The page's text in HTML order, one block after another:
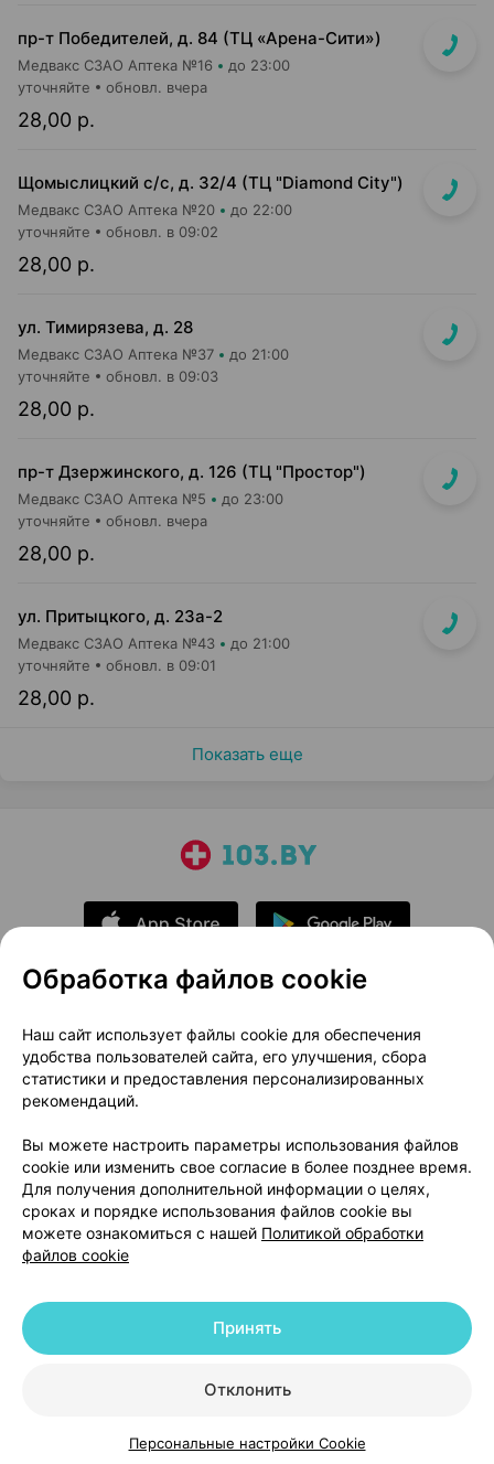
КаталогКорзинаИзбранноеПрофиль
пр-т Победителей, д. 84 (ТЦ «Арена-Сити»)
Медвакс СЗАО Аптека №16 до 23:00
28,00 р.
уточняйте обновл. вчера
Щомыслицкий с/с, д. 32/4 (ТЦ "Diamond City")
Медвакс СЗАО Аптека №20 до 22:00
28,00 р.
уточняйте обновл. в 09:02
ул. Тимирязева, д. 28
Медвакс СЗАО Аптека №37 до 21:00
28,00 р.
уточняйте обновл. в 09:03
пр-т Дзержинского, д. 126 (ТЦ "Простор")
Медвакс СЗАО Аптека №5 до 23:00
28,00 р.
уточняйте обновл. вчера
ул. Притыцкого, д. 23а-2
Медвакс СЗАО Аптека №43 до 21:00
28,00 р.
уточняйте обновл. в 09:01
Показать еще
О проекте
Новости проекта
Размещение рекламы
Медицинский маркетинг
Публичный договор
Доставка
Способы оплаты
Вакансии
Партнеры
Написать руководителю 103.by
Написать в поддержку
Персональные настройки Cookie
© 2026 ООО «Артокс Лаб», УНП 191700409 | 220012, Республика Беларусь,
+375 291212755
Обработка файлов cookie
Наш сайт использует файлы cookie для обеспечения
удобства пользователей сайта, его улучшения, сбора
статистики и предоставления персонализированных
рекомендаций.
Вы можете настроить параметры использования файлов
cookie или изменить свое согласие в более позднее время.
Для получения дополнительной информации о целях,
сроках и порядке использования файлов cookie вы
можете ознакомиться с нашей Политикой обработки
файлов cookie
Отклонить
Принять
Персональные настройки Cookie